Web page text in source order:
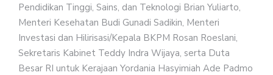
Pendidikan Tinggi, Sains, dan Teknologi Brian Yuliarto,
Menteri Kesehatan Budi Gunadi Sadikin, Menteri
Investasi dan Hilirisasi/Kepala BKPM Rosan Roeslani,
Sekretaris Kabinet Teddy Indra Wijaya, serta Duta
Besar RI untuk Kerajaan Yordania Hasyimiah Ade Padmo